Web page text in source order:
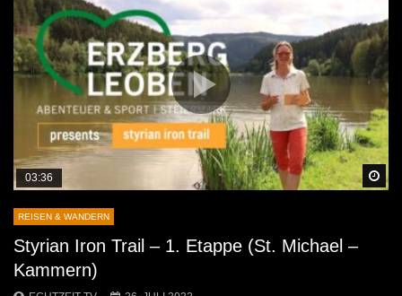
03:36
REISEN & WANDERN
Styrian Iron Trail – 1. Etappe (St. Michael –
Kammern)